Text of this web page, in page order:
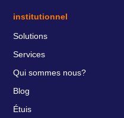
institutionnel
Solutions
Services
Qui sommes nous?
Blog
Étuis